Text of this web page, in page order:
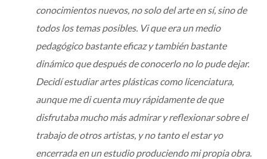
conocimientos nuevos, no solo del arte en sí, sino de
todos los temas posibles. Vi que era un medio
pedagógico bastante eficaz y también bastante
dinámico que después de conocerlo no lo pude dejar.
Decidí estudiar artes plásticas como licenciatura,
aunque me di cuenta muy rápidamente de que
disfrutaba mucho más admirar y reflexionar sobre el
trabajo de otros artistas, y no tanto el estar yo
encerrada en un estudio produciendo mi propia obra.